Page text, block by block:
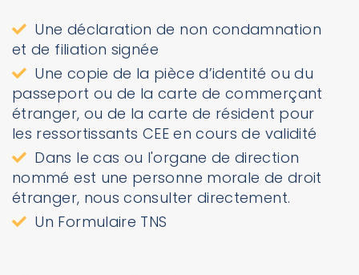
Une déclaration de non condamnation
et de filiation signée
Une copie de la pièce d’identité ou du
passeport ou de la carte de commerçant
étranger, ou de la carte de résident pour
les ressortissants CEE en cours de validité
Dans le cas ou l'organe de direction
nommé est une personne morale de droit
étranger, nous consulter directement.
Un Formulaire TNS